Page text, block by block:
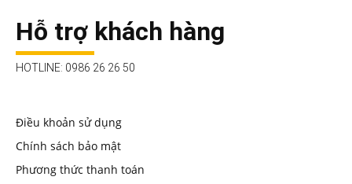
Hỗ trợ khách hàng
HOTLINE: 0986 26 26 50
Điều khoản sử dụng
Chính sách bảo mật
Phương thức thanh toán